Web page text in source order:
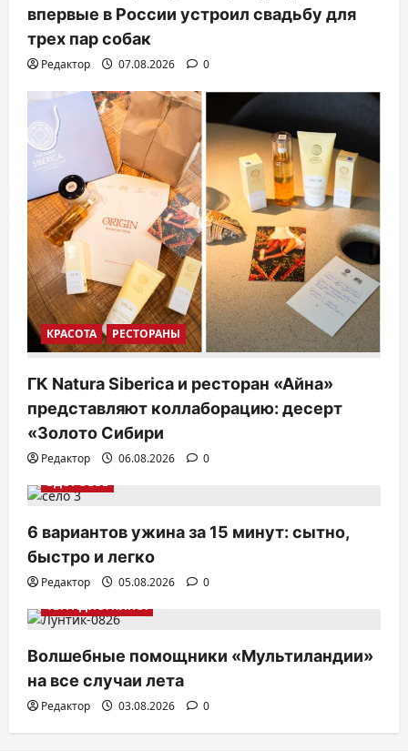
впервые в России устроил свадьбу для
трех пар собак
Редактор 07.08.2026 0
КРАСОТА РЕСТОРАНЫ
ГК Natura Siberica и ресторан «Айна»
представляют коллаборацию: десерт
«Золото Сибири
Редактор 06.08.2026
0
ЗДОРОВЬЕ
6 вариантов ужина за 15 минут: сытно,
быстро и легко
Редактор 05.08.2026
0
ТВ. РАДИО. КИНО.
Волшебные помощники «Мультиландии»
на все случаи лета
Редактор 03.08.2026 0